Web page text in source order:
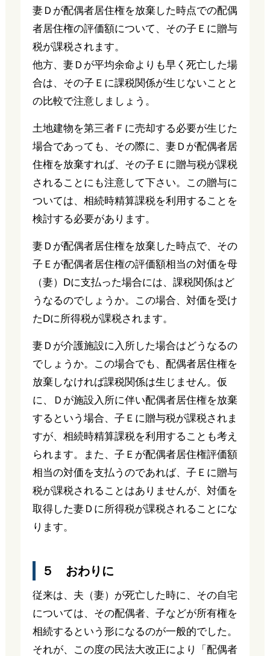
妻Ｄが配偶者居住権を放棄した時点での配偶
者居住権の評価額について、その子Ｅに贈与
税が課税されます。
他方、妻Ｄが平均余命よりも早く死亡した場
合は、その子Ｅに課税関係が生じないことと
の比較で注意しましょう。
土地建物を第三者Ｆに売却する必要が生じた
場合であっても、その際に、妻Ｄが配偶者居
住権を放棄すれば、その子Ｅに贈与税が課税
されることにも注意して下さい。この贈与に
ついては、相続時精算課税を利用することを
検討する必要があります。
妻Ｄが配偶者居住権を放棄した時点で、その
子Ｅが配偶者居住権の評価額相当の対価を母
（妻）Dに支払った場合には、課税関係はど
うなるのでしょうか。この場合、対価を受け
たDに所得税が課税されます。
妻Ｄが介護施設に入所した場合はどうなるの
でしょうか。この場合でも、配偶者居住権を
放棄しなければ課税関係は生じません。仮
に、Ｄが施設入所に伴い配偶者居住権を放棄
するという場合、子Ｅに贈与税が課税されま
すが、相続時精算課税を利用することも考え
られます。また、子Ｅが配偶者居住権評価額
相当の対価を支払うのであれば、子Ｅに贈与
税が課税されることはありませんが、対価を
取得した妻Ｄに所得税が課税されることにな
ります。
５ おわりに
従来は、夫（妻）が死亡した時に、その自宅
については、その配偶者、子などが所有権を
相続するという形になるのが一般的でした。
それが、この度の民法大改正により「配偶者